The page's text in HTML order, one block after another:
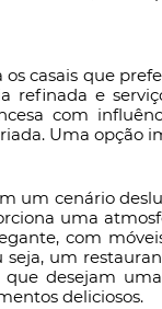
casais que
e
com
Uma opção
um cenário
uma
com
um
desejam
deliciosos.